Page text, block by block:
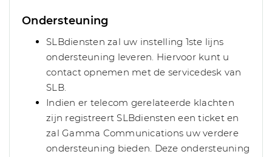
Ondersteuning
SLBdiensten zal uw instelling 1ste lijns
ondersteuning leveren. Hiervoor kunt u
contact opnemen met de servicedesk van
SLB.
Indien er telecom gerelateerde klachten
zijn registreert SLBdiensten een ticket en
zal Gamma Communications uw verdere
ondersteuning bieden. Deze ondersteuning